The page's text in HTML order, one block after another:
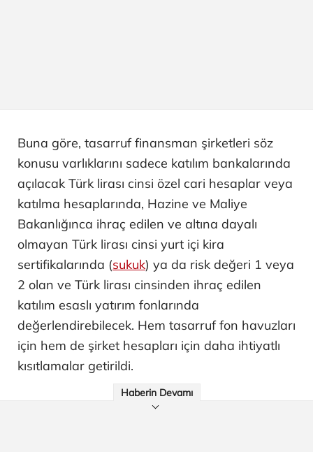
Buna göre, tasarruf finansman şirketleri söz
konusu varlıklarını sadece katılım bankalarında
açılacak Türk lirası cinsi özel cari hesaplar veya
katılma hesaplarında, Hazine ve Maliye
Bakanlığınca ihraç edilen ve altına dayalı
olmayan Türk lirası cinsi yurt içi kira
sertifikalarında (sukuk) ya da risk değeri 1 veya
2 olan ve Türk lirası cinsinden ihraç edilen
katılım esaslı yatırım fonlarında
değerlendirebilecek. Hem tasarruf fon havuzları
için hem de şirket hesapları için daha ihtiyatlı
kısıtlamalar getirildi.
Haberin Devamı